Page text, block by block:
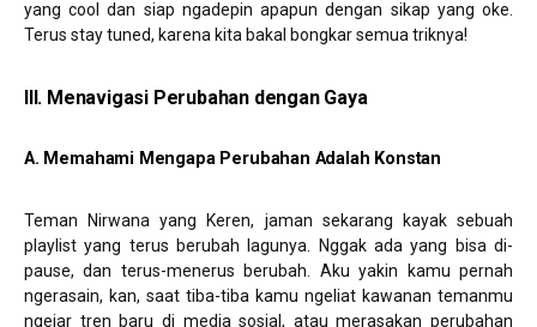
yang cool dan siap ngadepin apapun dengan sikap yang oke.
Terus stay tuned, karena kita bakal bongkar semua triknya!
III. Menavigasi Perubahan dengan Gaya
A. Memahami Mengapa Perubahan Adalah Konstan
Teman Nirwana yang Keren, jaman sekarang kayak sebuah
playlist yang terus berubah lagunya. Nggak ada yang bisa di-
pause, dan terus-menerus berubah. Aku yakin kamu pernah
ngerasain, kan, saat tiba-tiba kamu ngeliat kawanan temanmu
ngejar tren baru di media sosial, atau merasakan perubahan